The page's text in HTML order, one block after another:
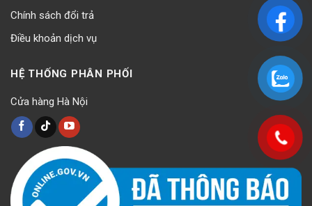
Chính sách đổi trả
Điều khoản dịch vụ
HỆ THỐNG PHÂN PHỐI
Cửa hàng Hà Nội